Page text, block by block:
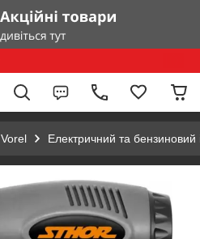
Vorel Електричний та бензиновий